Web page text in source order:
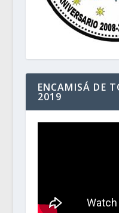
ENCAMISÁ DE
2019